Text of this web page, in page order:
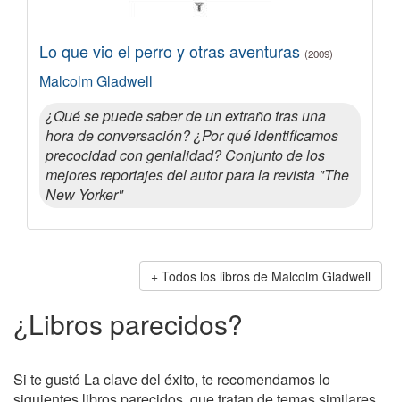
Lo que vio el perro y otras aventuras (2009)
Malcolm Gladwell
¿Qué se puede saber de un extraño tras una
hora de conversación? ¿Por qué identificamos
precocidad con genialidad? Conjunto de los
mejores reportajes del autor para la revista "The
New Yorker"
Todos los libros de Malcolm Gladwell
¿Libros parecidos?
Si te gustó La clave del éxito, te recomendamos lo